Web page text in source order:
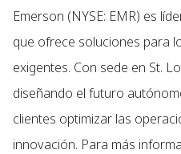
Emerson (NYSE: EMR) es
que ofrece soluciones para
exigentes. Con sede en St.
diseñando el futuro
clientes optimizar las
innovación. Para más